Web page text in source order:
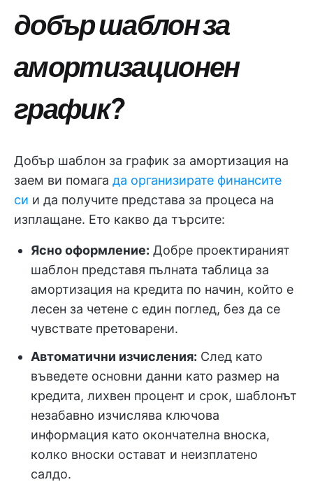
добър шаблон за
амортизационен
график?
Добър шаблон за график за амортизация на
заем ви помага да организирате финансите
си и да получите представа за процеса на
изплащане. Ето какво да търсите:
Ясно оформление: Добре проектираният
шаблон представя пълната таблица за
амортизация на кредита по начин, който е
лесен за четене с един поглед, без да се
чувствате претоварени.
Автоматични изчисления: След като
въведете основни данни като размер на
кредита, лихвен процент и срок, шаблонът
незабавно изчислява ключова
информация като окончателна вноска,
колко вноски остават и неизплатено
салдо.